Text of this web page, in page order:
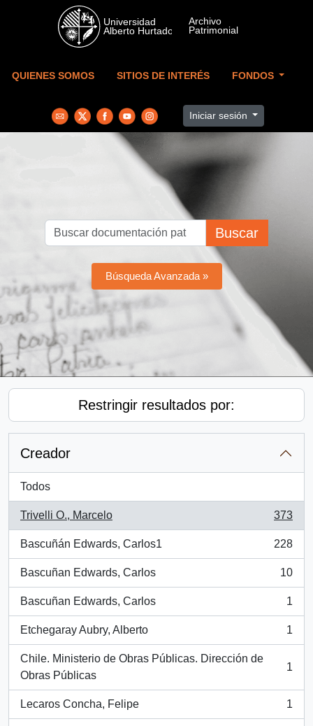
Skip to main content
QUIENES SOMOS SITIOS DE INTERÉS FONDOS
Iniciar sesión
Buscar
Búsqueda Avanzada »
Restringir resultados por:
Creador
Todos
Trivelli O., Marcelo
, 373 resultados
373
Bascuñán Edwards, Carlos1
, 228 resultados
228
Bascuñan Edwards, Carlos
, 10 resultados
10
Bascuñan Edwards, Carlos
, 1 resultados
1
Etchegaray Aubry, Alberto
, 1 resultados
1
Chile. Ministerio de Obras Públicas. Dirección de
Obras Públicas
, 1 resultados
1
Lecaros Concha, Felipe
, 1 resultados
1